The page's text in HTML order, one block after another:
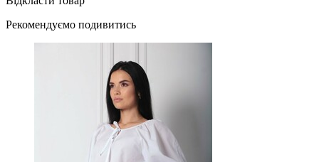
Рекомендуємо подивитись